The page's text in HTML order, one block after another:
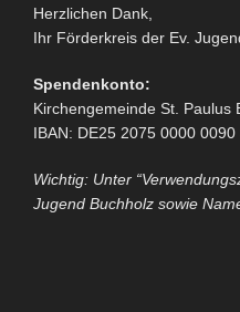
Herzlichen Dank,
Ihr Förderkreis der Ev.
Spendenkonto:
Kirchengemeinde St. Paulus
IBAN: DE25 2075 0000 0090
Wichtig: Unter
Jugend Buchholz sowie